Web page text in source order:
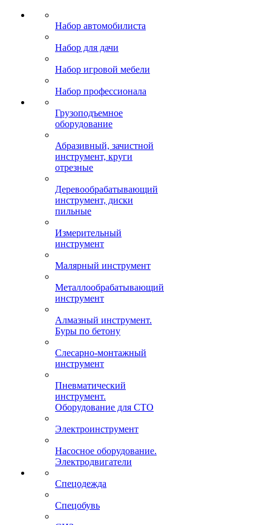
Набор автомобилиста
Набор для дачи
Набор игровой мебели
Набор профессионала
Грузоподъемное
оборудование
Абразивный, зачистной
инструмент, круги
отрезные
Деревообрабатывающий
инструмент, диски
пильные
Измерительный
инструмент
Малярный инструмент
Металлообрабатывающий
инструмент
Алмазный инструмент.
Буры по бетону
Слесарно-монтажный
инструмент
Пневматический
инструмент.
Оборудование для СТО
Электроинструмент
Насосное оборудование.
Электродвигатели
Спецодежда
Спецобувь